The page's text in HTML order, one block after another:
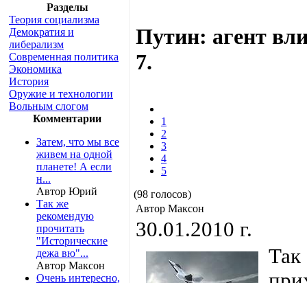
Разделы
Теория социализма
Демократия и
либерализм
Современная политика
Экономика
История
Оружие и технологии
Вольным слогом
Комментарии
Затем, что мы все
живем на одной
планете! А если
н...
Автор Юрий
Так же
рекомендую
прочитать
"Исторические
дежа вю"...
Автор Максон
Очень интересно,
Путин: агент
7.
1
2
3
4
5
(98 голосов)
Автор Максон
30.01.2010 г.